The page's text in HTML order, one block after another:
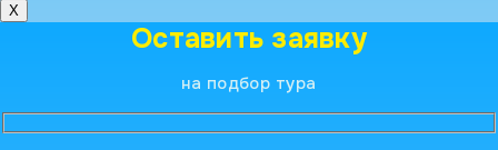
X
Оставить заявку
на подбор тура